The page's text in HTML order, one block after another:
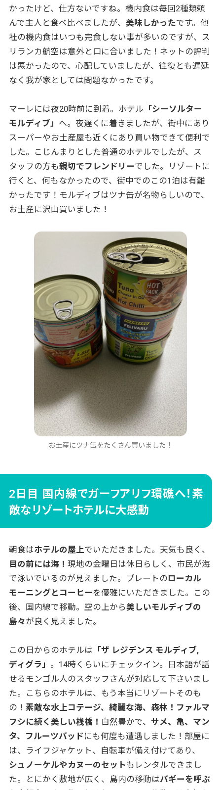
かったけど、仕方ないですね。機内食は毎回2種類頼
んで主人と食べ比べましたが、 美味しかったです。他
社の機内食はいつも完食しない事が多いのですが、ス
リランカ航空は意外と口に合いました！ネットの評判
は悪かったので、心配していましたが、往復とも遅延
なく我が家としては問題なかったです。
マーレには夜20時前に到着。ホテル 「シーソルター
モルディブ」 へ。夜遅くに着きましたが、街中にあり
スーパーやお土産屋も近くにあり買い物できて便利で
した。こじんまりとした普通のホテルでしたが、ス
タッフの方も親切でフレンドリーでした。リゾートに
行くと、何もなかったので、街中でのこの1泊は有難
かったです！モルディブはツナ缶が名物らしいので、
お土産に沢山買いました！
お土産にツナ缶をたくさん買いました！
2日目 国内線でガーフアリフ環礁へ！素
敵なリゾートホテルに大感動
朝食はホテルの屋上でいただきました。天気も良く、
目の前には海！ 現地の金曜日は休日らしく、市民が海
で泳いでいるのが見えました。プレートのローカル
モーニングとコーヒーを優雅にいただきました。この
後、国内線で移動。空の上から美しいモルディブの
島々が良く見えました。
この日からのホテルは 「ザ レジデンス モルディブ,
ディグラ」 。14時くらいにチェックイン。日本語が話
せるモンゴル人のスタッフさんが対応して下さいまし
た。こちらのホテルは、もう本当にリゾートそのも
の！ 素敵な水上コテージ、綺麗な海、森林！ファルマ
フシに続く美しい桟橋！ 自然豊かで、 サメ、亀、マン
タ、フルーツバッド にも何度も遭遇しました！部屋に
は、ライフジャケット、自転車が備え付けてあり、
シュノーケルやカヌーのセットもレンタルできまし
た。とにかく敷地が広く、島内の移動はバギーを呼ぶ